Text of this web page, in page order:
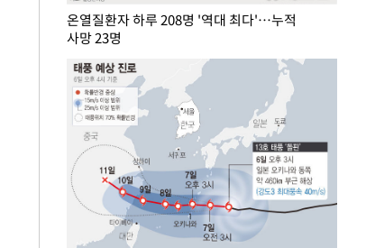
온열질환자 하루 208명 '역대 최다'…누적
사망 23명